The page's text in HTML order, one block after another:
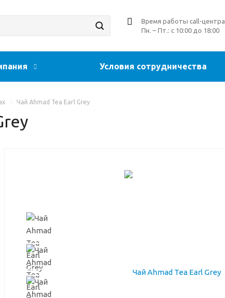
Время работы call-центра
Пн. – Пт.: с 10:00 до 18:00
Условия сотрудничества
Чай Ahmad Tea Earl Grey